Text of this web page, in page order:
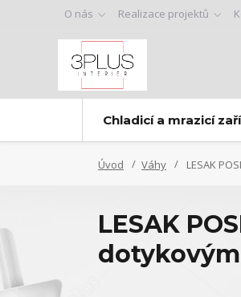
O nás Realizace projektů
Chladicí a mrazicí
Úvod Váhy LESAK
LESAK